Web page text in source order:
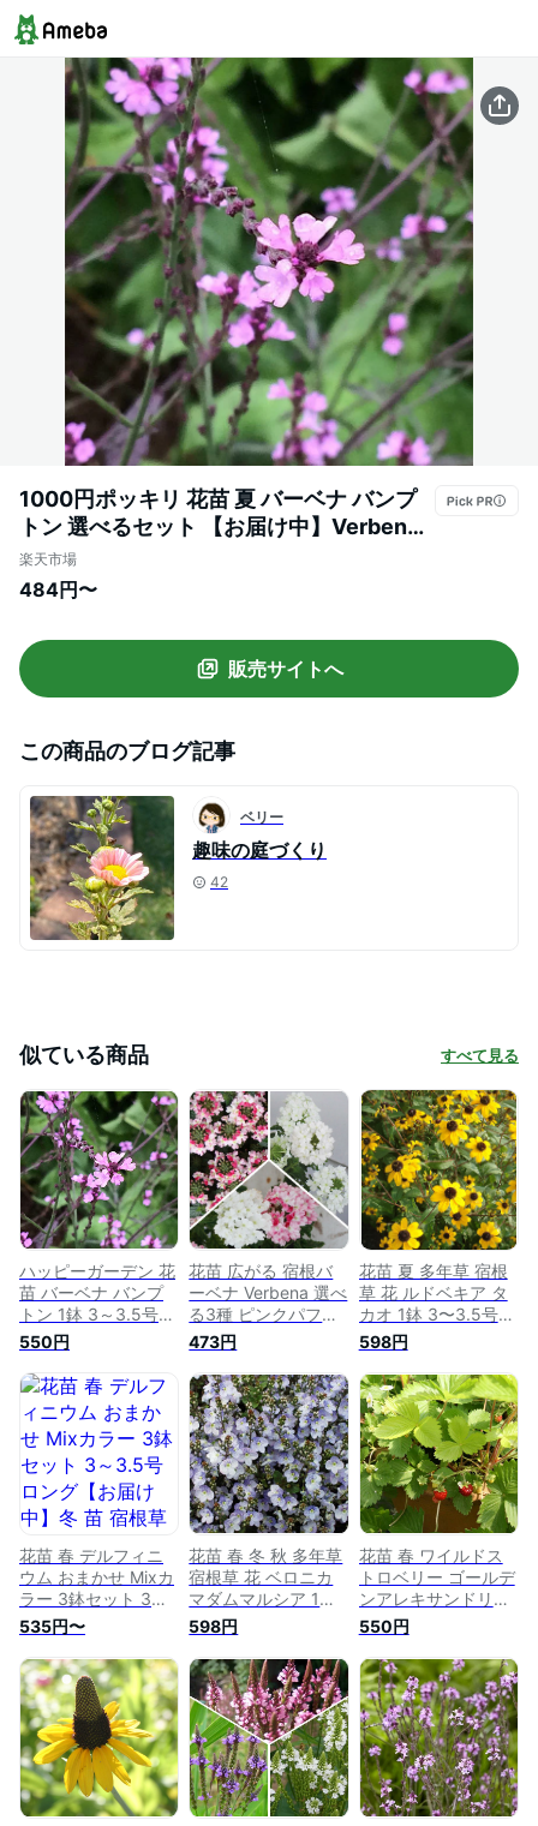
1000円ポッキリ 花苗 夏 バーベナ バンプ
トン 選べるセット 【お届け中】Verbena
Bampton 苗 草丈中 宿根草 多年草 桃花 草
丈低 鉢植え 庭植え 寄せ植え ガーデニング
楽天市場
484円〜
販売サイトへ
この商品のブログ記事
ベリー
趣味の庭づくり
42
似ている商品 すべて見る
ハッピーガーデン 花
苗 バーベナ バンプ
トン 1鉢 3～3.5号苗
【お届け中】
Verbena Bampton
宿根草 多年草 苗 夏
寄せ植え ローズピン
ク 2024SPR
550円
花苗 広がる 宿根バ
ーベナ Verbena 選べ
る3種 ピンクパフェ
白 ミックス 1鉢 3号
鉢 初夏～爽秋【お届
け中】 多年草 グラ
ンドカバー 寄せ植
え 花壇 夏の花 苗 桃
花 葡ふく性 夏苗 苗
物 草花 庭植え 鉢植
え ガーデニング 草
丈低 夏
473円
花苗 夏 多年草 宿根
草 花 ルドベキア タ
カオ 1鉢 3〜3.5号
【お届け中】
Rudbeckia triloba
Takao 草丈高 黄花
苗物 鉢植え 庭植え
花壇 ガーデン ガー
デニング 花壇 秋苗
冬苗 花の苗 ハッピ
ーガーデン ハッピー
ガーデン
【2025AKi】2110
598円
花苗 春 デルフィニ
ウム おまかせ Mixカ
ラー 3鉢セット 3～
3.5号ロング【お届
け中】冬 苗 宿根草
花苗 草丈高 桃花 花
の苗 イングリッシュ
ガーデン 鉢植え 庭
植え 耐寒性 ガーデ
ニング 花壇
Delphinium デルフィ
ニューム ハッピーガ
ーデン
535円〜
花苗 春 冬 秋 多年草
宿根草 花 ベロニカ
マダムマルシア 1鉢
3〜3.5号【お届け
中】Veronica
petraea Madame
Mercier 薄青 青花 草
丈低 苗物 耐寒性多
年草 寄せ植え 鉢植
え 庭植え ガーデニ
ング グランドカバー
花壇 冬
598円
花苗 春 ワイルドス
トロベリー ゴールデ
ンアレキサンドリア
1鉢3〜3.5号 【お届
け中】 宿根草 耐寒
性 多年草 カラーリ
ーフ 草丈低中 イン
グリッシュガーデン
鉢植え 庭植え ガー
デニング 花壇
【2022AKI】 ハッピ
ーガーデン
550円